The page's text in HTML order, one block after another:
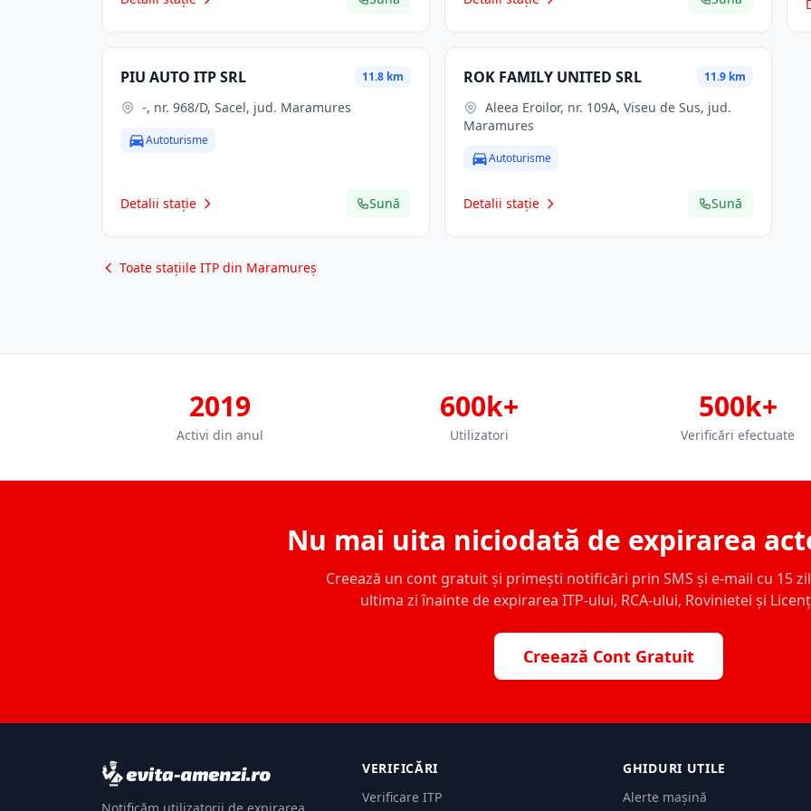
PIU AUTO ITP SRL 11.8 km
-, nr. 968/D, Sacel, jud. Maramures
Autoturisme
Detalii stație Sună
ROK FAMILY UNITED SRL 11.9 km
Maramures
Autoturisme
Detalii stație Sună
Toate stațiile ITP din Maramureș
2019
Activi din anul
600k+
Utilizatori
500k+
Verificări efectuate
Nu mai uita niciodată de expirarea
Creează un cont gratuit și primești notificări prin SMS și e-mail cu 15
ultima zi înainte de expirarea ITP-ului, RCA-ului, Rovinietei și
Creează Cont Gratuit
VERIFICĂRI
Verificare ITP
GHIDURI UTILE
Alerte mașină